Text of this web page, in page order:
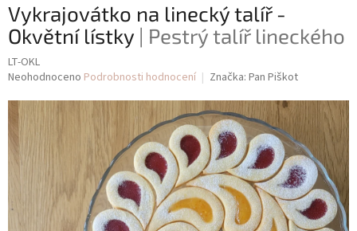
Vykrajovátko na linecký talíř -
Okvětní lístky | Pestrý talíř lineckého
LT-OKL
Průměrné
produktu
0,0
hvězdiček.
Neohodnoceno Podrobnosti hodnocení Značka: Pan Piškot